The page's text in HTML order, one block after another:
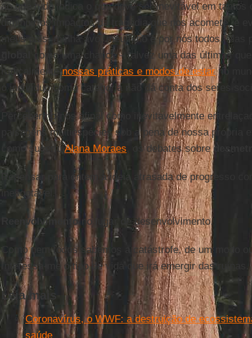
ao que tudo indica o que deve ser inevitável em tantos
diminuir os impactos da tragédia que nos acomete, e
meus pais, minha avó, meu filho e por nós todos. Mas
como uma chance – talvez uma das últimas
radicalmentenossas práticas e modos de estarno
o indivíduo como categoria não dá conta dos seres
Percebermo-nos afinal como inevitavelmente
paisagens multiespécies sob a pena de nossa própria
como sugeriuAlana Moraes , os debates sobre
Repensar para ontem a ideia atrasada de progresso
inesgotável.
Reenvolvimentono lugar de desenvolvimento.
Como nem todos sabemos a catástrofe, de um modo
Interessa-me o tipo de vida que irá emergir das ruínas.
Leia mais
Coronavírus, o WWF: a destruição de
saúde